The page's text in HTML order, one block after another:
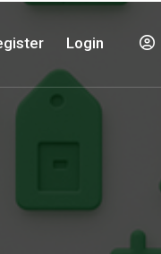
Login